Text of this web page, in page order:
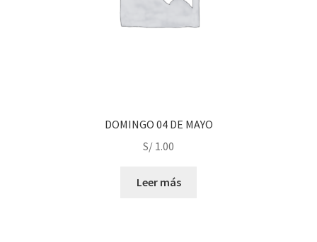
DOMINGO 04 DE MAYO
S/ 1.00
Leer más